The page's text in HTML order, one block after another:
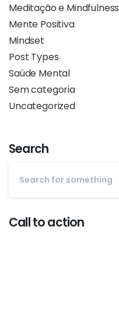
Meditação e Mindfulness
Mente Positiva
Mindset
Post Types
Saúde Mental
Sem categoria
Uncategorized
Search
Call to action